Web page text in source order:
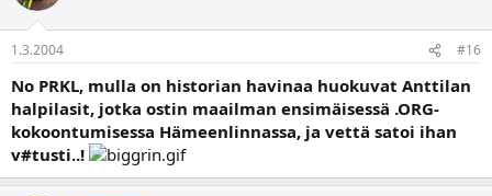
1.3.2004 #16
No PRKL, mulla on historian havinaa huokuvat Anttilan
halpilasit, jotka ostin maailman ensimäisessä .ORG-
kokoontumisessa Hämeenlinnassa, ja vettä satoi ihan
v#tusti..!